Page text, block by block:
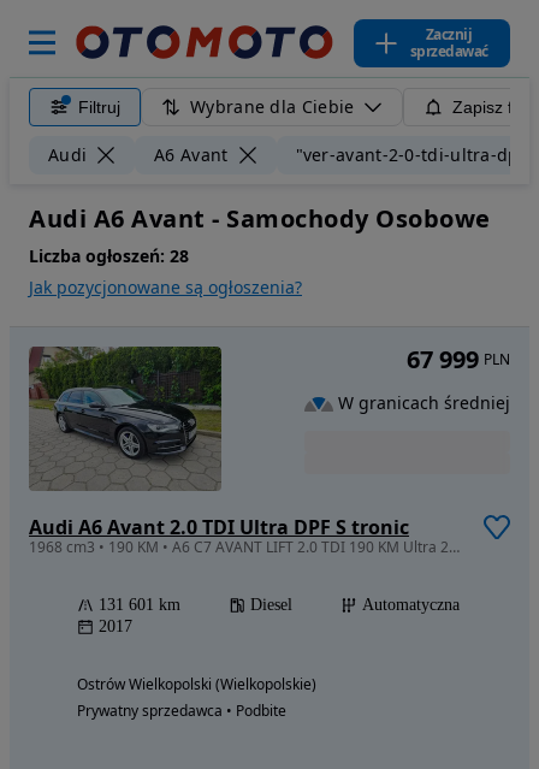
Zacznij
sprzedawać
Filtruj Wybrane dla Ciebie Zapisz
Audi A6 Avant "ver-avant-2-0-tdi-ultra-dpf-
Audi A6 Avant - Samochody Osobowe
Liczba ogłoszeń: 28
Jak pozycjonowane są ogłoszenia?
Audi A6 Avant 2.0 TDI Ultra DPF S tronic
1968 cm3 • 190 KM • A6 C7 AVANT LIFT 2.0 TDI 190 KM Ultra 2017 r. Zarej. PL Stan BDB !!
131 601 km Diesel
Automatyczna
2017
Ostrów Wielkopolski (Wielkopolskie)
Prywatny sprzedawca • Podbite
67 999 PLN
W granicach średniej